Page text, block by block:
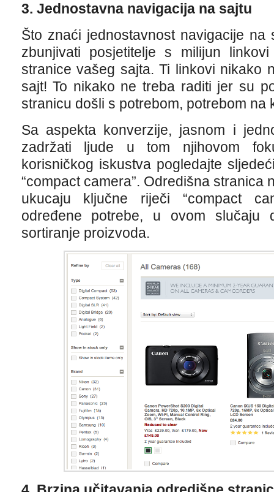
3. Jednostavna navigacija na sajtu
Što znaći jednostavnost navigacije
zbunjivati posjetitelje s milijun
stranice vašeg sajta. Ti linkovi nikako
sajt! To nikako ne treba raditi jer su
stranicu došli s potrebom, potrebom na
Sa aspekta konverzije, jasnom i
zadržati ljude u tom njihovom
korisničkog iskustva pogledajte
“compact camera”. Odredišna stranica
ukucaju ključne riječi “compact
određene potrebe, u ovom slučaju
sortiranje proizvoda.